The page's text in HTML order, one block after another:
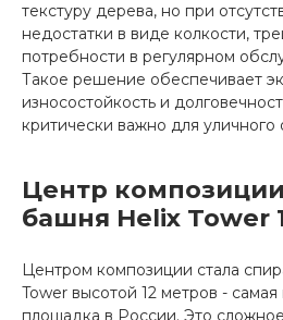
текстуру дерева, но при
недостатки в виде колкости,
потребности в регулярном
Такое решение обеспечивает
износостойкость и
критически важно для уличного
Центр
башня Helix Tower
Центром композиции стала
Tower высотой 12 метров - самая
площадка в России. Это